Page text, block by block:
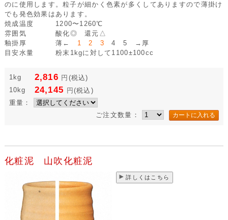
のに使用します。粒子が細かく色素が多くしてありますので薄掛け
でも発色効果はあります。
焼成温度
1200〜1260℃
雰囲気
酸化◎ 還元△
釉掛厚
薄← 1 2 3 4 5 →厚
目安水量
粉末1kgに対して1100±100cc
1kg 2,816 円 (税込)
10kg
24,145 円 (税込)
重量：
ご注文数量：
化粧泥 山吹化粧泥
詳しくはこちら